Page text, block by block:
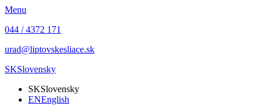
Menu
044 / 4372 171
urad@liptovskesliace.sk
SKSlovensky
SKSlovensky
ENEnglish